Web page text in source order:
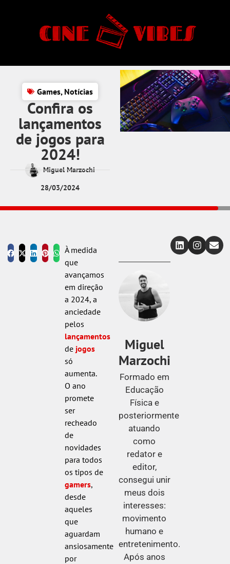
Games, Notícias
Confira os
lançamentos
de jogos para
2024!
Miguel Marzochi
28/03/2024
À medida
que
avançamos
em direção
a 2024, a
anciedade
pelos
lançamentos
de jogos
só
aumenta.
O ano
promete
ser
recheado
de
novidades
para todos
os tipos de
gamers,
desde
aqueles
que
aguardam
ansiosamente
por
Miguel
Marzochi
Formado em
Educação
Física e
posteriormente
atuando
como
redator e
editor,
consegui unir
meus dois
interesses:
movimento
humano e
entretenimento.
Após anos